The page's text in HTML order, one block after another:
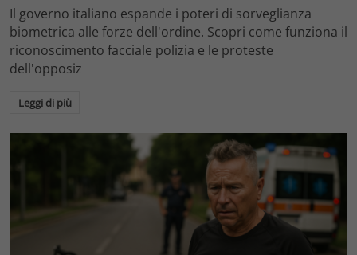
Il governo italiano espande i poteri di sorveglianza
biometrica alle forze dell'ordine. Scopri come funziona il
riconoscimento facciale polizia e le proteste
dell'opposiz
Leggi di più